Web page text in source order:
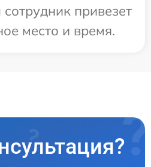
привезет
место и время.